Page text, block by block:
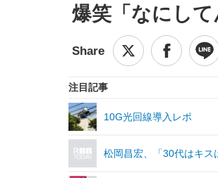
爆笑「なにして
注目記事
10G光回線導入レポ
松岡昌宏、「30代はキ